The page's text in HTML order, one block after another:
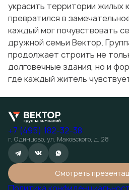
украсить территории жилых
превратился в
каждый мог почувствовать
дружной семьи Вектор.
продолжает строить не
долговечные здания, но и
где каждый житель
+7 (495) 182-32-38
г. Одинцово, ул. Маковского, д. 28
Смотреть